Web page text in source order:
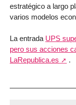
estratégico a largo
varios modelos
La entrada UPS
pero sus acciones
LaRepublica.es
.